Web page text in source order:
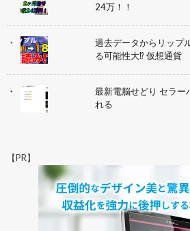
24万！！
過去データからリップ
る可能性大⁉︎ 仮想通貨
最新電脳せどり セラー
れる
【PR】